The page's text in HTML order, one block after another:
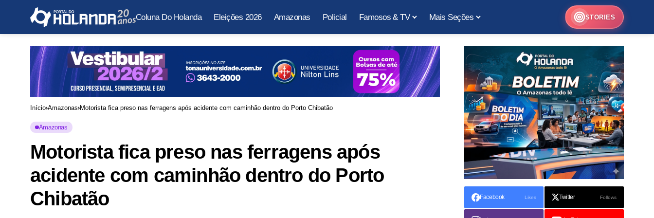
Coluna Do Holanda Eleições 2026 Amazonas Policial Famosos & TV Mais Seções STORIES
Início Amazonas Motorista fica preso nas ferragens após acidente com caminhão dentro do Porto Chibatão
Amazonas
Motorista fica preso nas ferragens após
acidente com caminhão dentro do Porto
Chibatão
Facebook Likes Twitter Follows